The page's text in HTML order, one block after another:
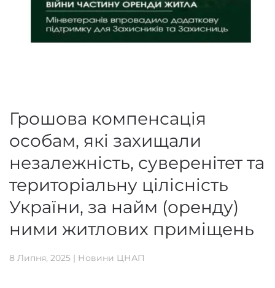
Грошова компенсація
особам, які захищали
незалежність, суверенітет та
територіальну цілісність
України, за найм (оренду)
ними житлових приміщень
8 Липня, 2025 | Новини ЦНАП